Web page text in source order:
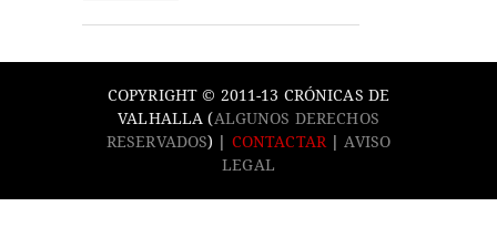
COPYRIGHT © 2011-13 CRÓNICAS DE
VALHALLA (ALGUNOS DERECHOS
RESERVADOS) | CONTACTAR
AVISO
LEGAL